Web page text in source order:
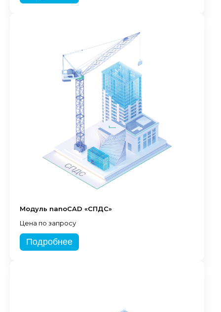
Модуль nanoCAD «СПДС»
Цена по запросу
Подробнее